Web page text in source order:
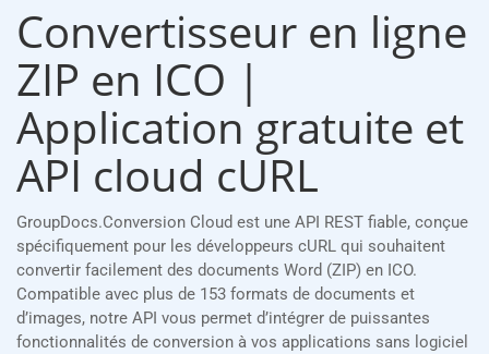
Convertisseur en ligne
ZIP en ICO |
Application gratuite et
API cloud cURL
GroupDocs.Conversion Cloud est une API REST fiable, conçue
spécifiquement pour les développeurs cURL qui souhaitent
convertir facilement des documents Word (ZIP) en ICO.
Compatible avec plus de 153 formats de documents et
d’images, notre API vous permet d’intégrer de puissantes
fonctionnalités de conversion à vos applications sans logiciel